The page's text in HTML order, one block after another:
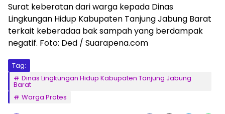
Surat keberatan dari warga kepada Dinas
Lingkungan Hidup Kabupaten Tanjung Jabung Barat
terkait keberadaa bak sampah yang berdampak
negatif. Foto: Ded / Suarapena.com
Tag:
Dinas Lingkungan Hidup Kabupaten Tanjung Jabung
Barat
Warga Protes